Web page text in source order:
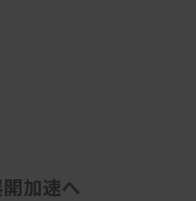
加速へ